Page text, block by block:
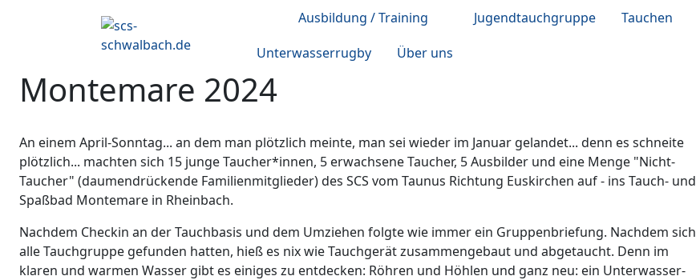
Ausbildung / Training Jugendtauchgruppe
Tauchen
Unterwasserrugby
Über uns
Montemare 2024
An einem April-Sonntag... an dem man plötzlich meinte, man sei wieder im Januar gelandet... denn es schneite
plötzlich... machten sich 15 junge Taucher*innen, 5 erwachsene Taucher, 5 Ausbilder und eine Menge "Nicht-
Taucher" (daumendrückende Familienmitglieder) des SCS vom Taunus Richtung Euskirchen auf - ins Tauch- und
Spaßbad Montemare in Rheinbach.
Nachdem Checkin an der Tauchbasis und dem Umziehen folgte wie immer ein Gruppenbriefung. Nachdem sich
alle Tauchgruppe gefunden hatten, hieß es nix wie Tauchgerät zusammengebaut und abgetaucht. Denn im
klaren und warmen Wasser gibt es einiges zu entdecken: Röhren und Höhlen und ganz neu: ein Unterwasser-